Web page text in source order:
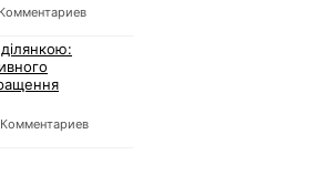
Комментариев
Комментариев